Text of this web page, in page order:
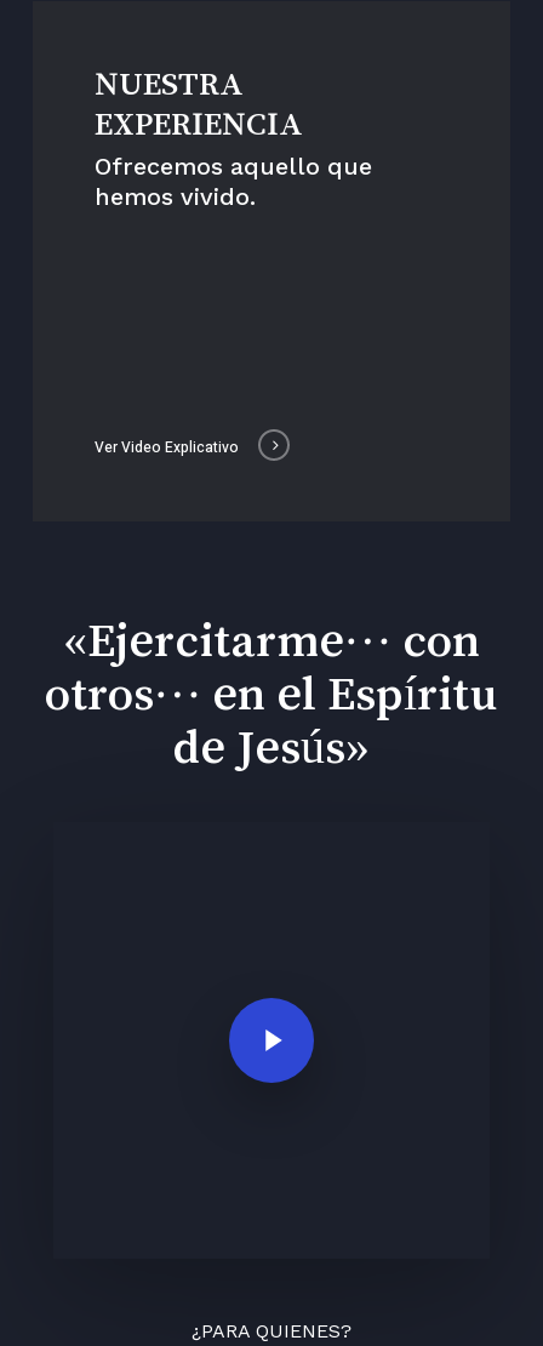
NUESTRA
EXPERIENCIA
Ofrecemos aquello que
hemos vivido.
Ver Video Explicativo
«Ejercitarme… con
otros… en el Espíritu
de Jesús»
Play Video
¿PARA QUIENES?